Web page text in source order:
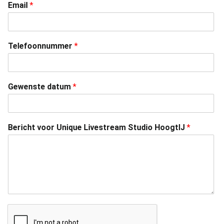
Email *
Telefoonnummer *
Gewenste datum *
Bericht voor Unique Livestream Studio HoogtIJ *